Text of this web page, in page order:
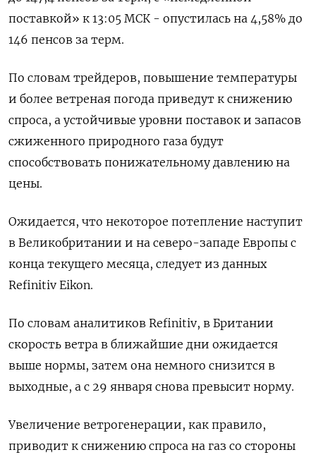
поставкой» к 13:05 МСК - опустилась на 4,58% до
146 пенсов за терм.
По словам трейдеров, повышение температуры
и более ветреная погода приведут к снижению
спроса, а устойчивые уровни поставок и запасов
сжиженного природного газа будут
способствовать понижательному давлению на
цены.
Ожидается, что некоторое потепление наступит
в Великобритании и на северо-западе Европы с
конца текущего месяца, следует из данных
Refinitiv Eikon.
По словам аналитиков Refinitiv, в Британии
скорость ветра в ближайшие дни ожидается
выше нормы, затем она немного снизится в
выходные, а с 29 января снова превысит норму.
Увеличение ветрогенерации, как правило,
приводит к снижению спроса на газ со стороны